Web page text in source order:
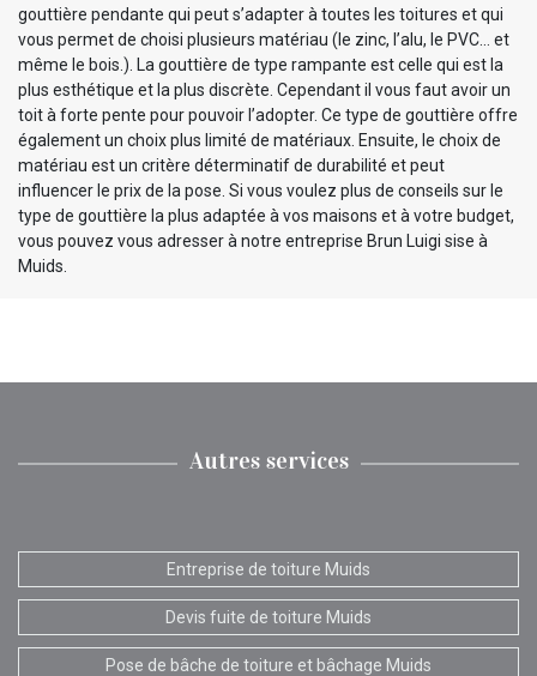
gouttière pendante qui peut s’adapter à toutes les toitures et qui
vous permet de choisi plusieurs matériau (le zinc, l’alu, le PVC… et
même le bois.). La gouttière de type rampante est celle qui est la
plus esthétique et la plus discrète. Cependant il vous faut avoir un
toit à forte pente pour pouvoir l’adopter. Ce type de gouttière offre
également un choix plus limité de matériaux. Ensuite, le choix de
matériau est un critère déterminatif de durabilité et peut
influencer le prix de la pose. Si vous voulez plus de conseils sur le
type de gouttière la plus adaptée à vos maisons et à votre budget,
vous pouvez vous adresser à notre entreprise Brun Luigi sise à
Muids.
Autres services
Entreprise de toiture Muids
Devis fuite de toiture Muids
Pose de bâche de toiture et bâchage Muids